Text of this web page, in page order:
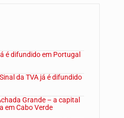
é difundido em Portugal
Sinal da TVA já é difundido
Grande – a capital
em Cabo Verde